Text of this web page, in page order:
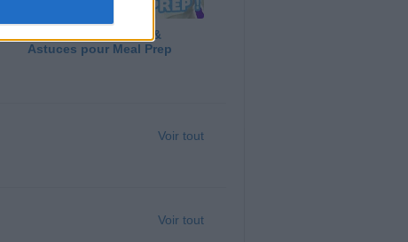
Panga, Huile d'Olive &
Astuces pour Meal Prep
Voir tout
Voir tout